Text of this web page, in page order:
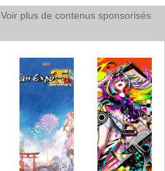
Voir plus de contenus sponsorisés